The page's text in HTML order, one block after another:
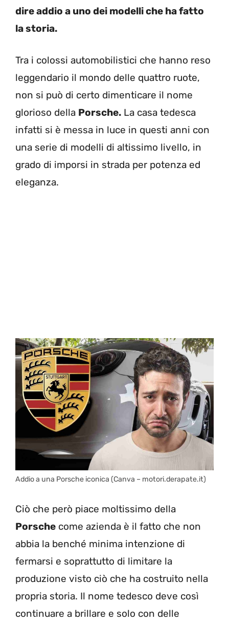
dire addio a uno dei modelli che ha fatto
la storia.
Tra i colossi automobilistici che hanno reso
leggendario il mondo delle quattro ruote,
non si può di certo dimenticare il nome
glorioso della Porsche. La casa tedesca
infatti si è messa in luce in questi anni con
una serie di modelli di altissimo livello, in
grado di imporsi in strada per potenza ed
eleganza.
Addio a una Porsche iconica (Canva – motori.derapate.it)
Ciò che però piace moltissimo della
Porsche come azienda è il fatto che non
abbia la benché minima intenzione di
fermarsi e soprattutto di limitare la
produzione visto ciò che ha costruito nella
propria storia. Il nome tedesco deve così
continuare a brillare e solo con delle